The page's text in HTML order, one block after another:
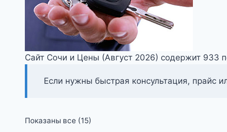
Сайт Сочи и Цены (Август 2026) содержит 933
Если нужны быстрая консультация, прайс
Показаны все (15)